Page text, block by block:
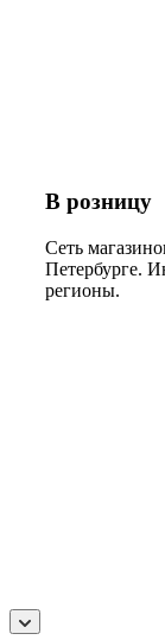
В розницу
Сеть
Петербурге.
регионы.